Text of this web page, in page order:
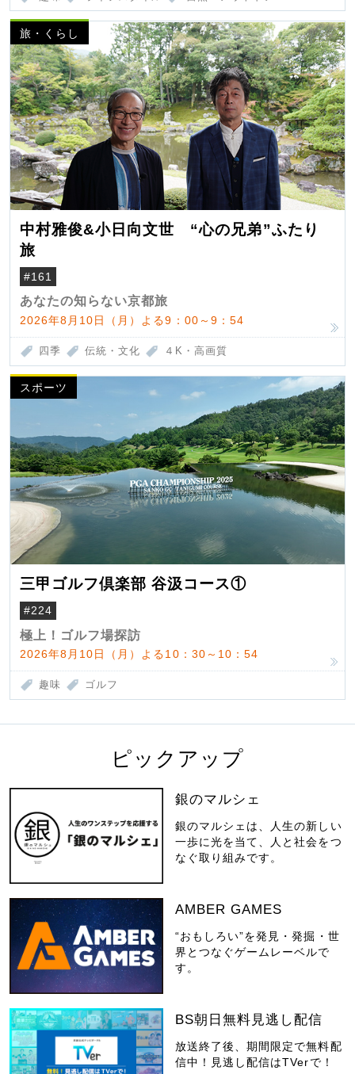
旅・くらし
中村雅俊&小日向文世 “心の兄弟”ふたり
旅
#161
あなたの知らない京都旅
2026年8月10日（月）よる9：00～9：54
四季 伝統・文化 ４K・高画質
スポーツ
三甲ゴルフ倶楽部 谷汲コース①
#224
極上！ゴルフ場探訪
2026年8月10日（月）よる10：30～10：54
趣味 ゴルフ
ピックアップ
銀のマルシェ
銀のマルシェは、人生の新しい
一歩に光を当て、人と社会をつ
なぐ取り組みです。
AMBER GAMES
“おもしろい”を発見・発掘・世
界とつなぐゲームレーベルで
す。
BS朝日無料見逃し配信
放送終了後、期間限定で無料配
信中！見逃し配信はTVerで！